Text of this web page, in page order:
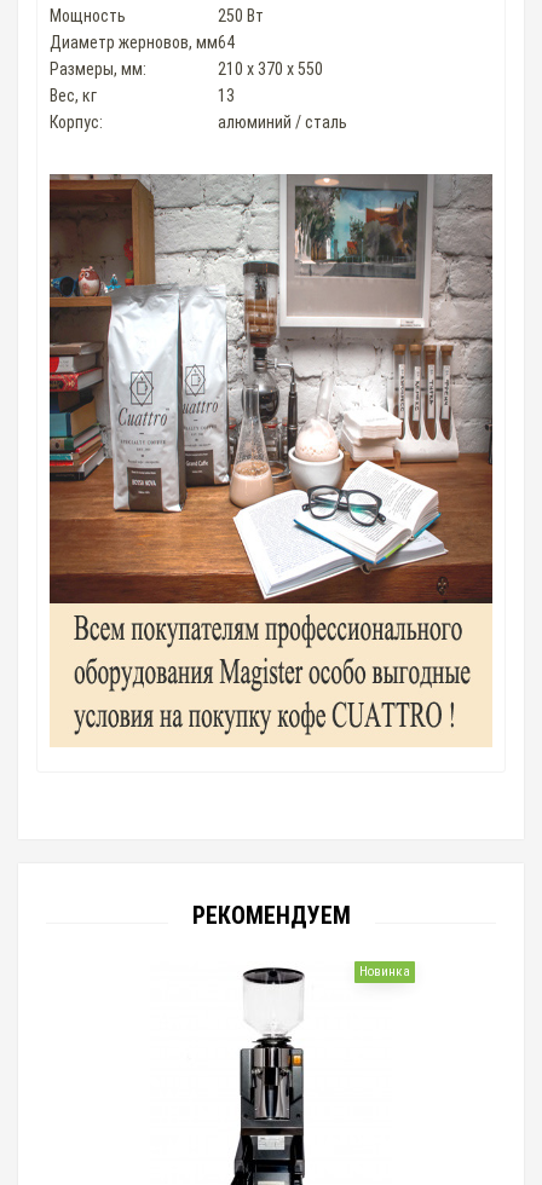
Мощность
250 Вт
Диаметр жерновов, мм64
Размеры, мм:
210 x 370 x 550
Вес, кг
13
Корпус:
алюминий / сталь
РЕКОМЕНДУЕМ
Новинка